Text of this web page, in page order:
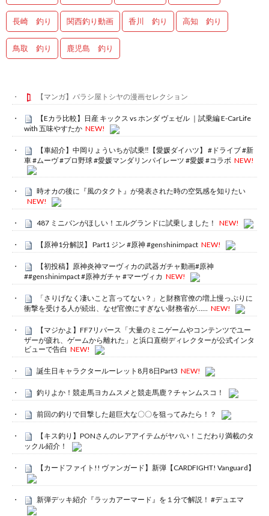
長崎 釣り 関西釣り動画 香川 釣り 高知 釣り
鳥取 釣り 鹿児島 釣り
【マンガ】バラシ屋トシヤの漫画セレクション
【Eカラ比較】日産 キックス vs ホンダ ヴェゼル ｜試乗編 E-CarLife
with 五味やすたか NEW!
【車紹介】中岡りょういちが試乗‼️【愛媛ダイハツ】 #ドライブ #新
車 #ムーヴ #プロ野球 #愛媛マンダリンパイレーツ #愛媛 #コラボ NEW!
時オカの後に『風のタクト』が発表された時の空気感を知りたい
NEW!
487 ミニバンがほしい！エルグランドに試乗しました！ NEW!
【原神1分解説】 Part1 ジン #原神 #genshinimpact NEW!
【初投稿】原神炎神マーヴィカの武器ガチャ動画#原神
##genshinimpact #原神ガチャ #マーヴィカ NEW!
「さりげなく凄いこと言ってない？」と財務官僚の増上慢っぷりに
衝撃を受ける人が続出、なぜ官僚にすぎない財務省が……
NEW!
【マジかよ】FF7リバース「大量のミニゲームやコンテンツでユー
ザーが疲れ、ゲームから離れた」と浜口直樹ディレクターが公式インタ
ビューで告白 NEW!
誕生日キャラクタールーレット8月8日Part3 NEW!
釣りよか！競走馬ヨカムスメと競走馬鹿？チャンムスコ！
前回の釣りで目撃した超巨大な〇〇を狙ってみたら！？
【キス釣り】PONさんのレアアイテムがヤバい！こだわり満載のタ
ックル紹介！
【カードファイト!! ヴァンガード】新弾【CARDFIGHT! Vanguard】
新弾デッキ紹介『ラッカアーマード』を１分で解説！ #デュエマ